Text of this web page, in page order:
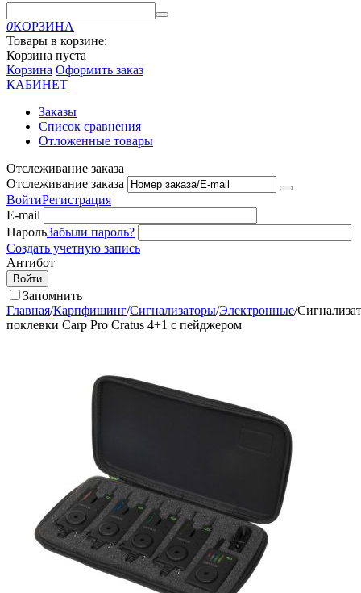
0КОРЗИНА
Товары в корзине:
Корзина пуста
Корзина Оформить заказ
КАБИНЕТ
Заказы
Список сравнения
Отложенные товары
Отслеживание заказа
Отслеживание заказа
ВойтиРегистрация
E-mail
ПарольЗабыли пароль?
Создать учетную запись
Антибот
Войти
Запомнить
Главная/Карпфишинг/Сигнализаторы/Электронные/
поклевки Carp Pro Cratus 4+1 с пейджером